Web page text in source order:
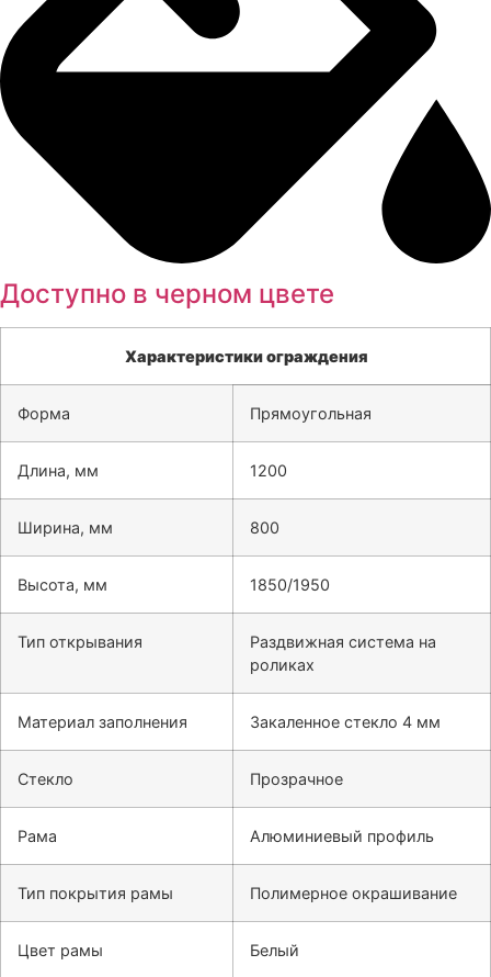
Доступно в черном цвете
Характеристики ограждения
Форма Прямоугольная
Длина, мм 1200
Ширина, мм 800
Высота, мм 1850/1950
Тип открывания
Раздвижная система на
роликах
Материал заполнения Закаленное стекло 4 мм
Стекло Прозрачное
Рама Алюминиевый профиль
Тип покрытия рамы Полимерное окрашивание
Цвет рамы Белый